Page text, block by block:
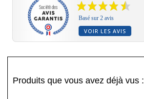
Basé sur 2 avis
VOIR LES AVIS
Produits que vous avez déjà vus :